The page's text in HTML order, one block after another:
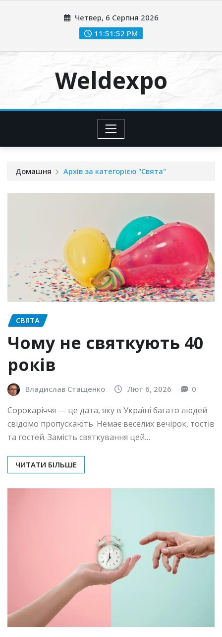
Четвер, 6 Серпня 2026
11:51:53 PM
Weldexpo
Домашня Архів за категорією "Свята"
СВЯТА
Чому не святкують 40
років
Владислав Стащенко Лют 6, 2026 0
Сорокаріччя — це дата, яку в Україні багато людей
свідомо пропускають. Немає веселих вечірок, тостів
та гостей. Замість святкування цей…
ЧИТАТИ БІЛЬШЕ